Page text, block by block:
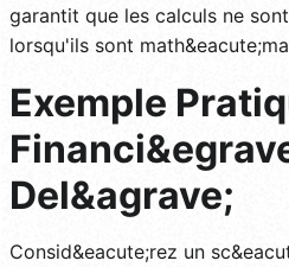
garantit que les calculs ne
lorsqu'ils sont
Exemple
Del&agrave;
Consid&eacute;rez un